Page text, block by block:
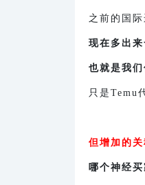
之前的国
现在多出来
也就是我们
只是Temu
但增加的
哪个神经买